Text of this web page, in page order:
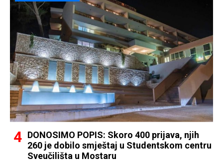
DONOSIMO POPIS: Skoro 400 prijava, njih
260 je dobilo smještaj u Studentskom centru
Sveučilišta u Mostaru